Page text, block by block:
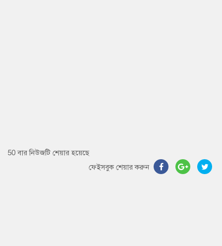
50 বার নিউজটি শেয়ার হয়েছে
ফেইসবুক শেয়ার করুন